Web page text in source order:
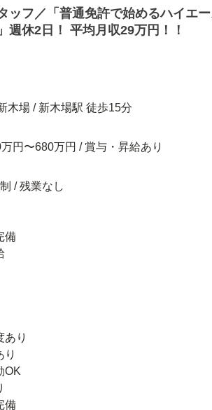
ッフ／「普通免許で始めるハイエ
週休2日！ 平均月収29万円！！
木場 / 新木場駅 徒歩15分
円〜680万円 / 賞与・昇給あり
/ 残業なし
備
あり
り
OK
備